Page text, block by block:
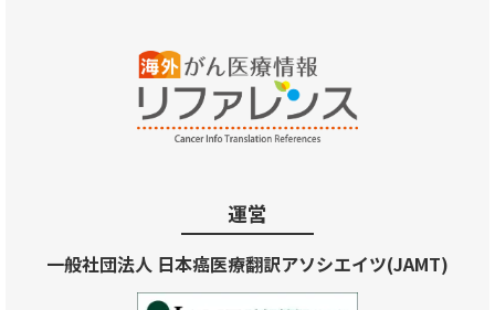
運営
一般社団法人 日本癌医療翻訳アソシエイツ(JAMT)